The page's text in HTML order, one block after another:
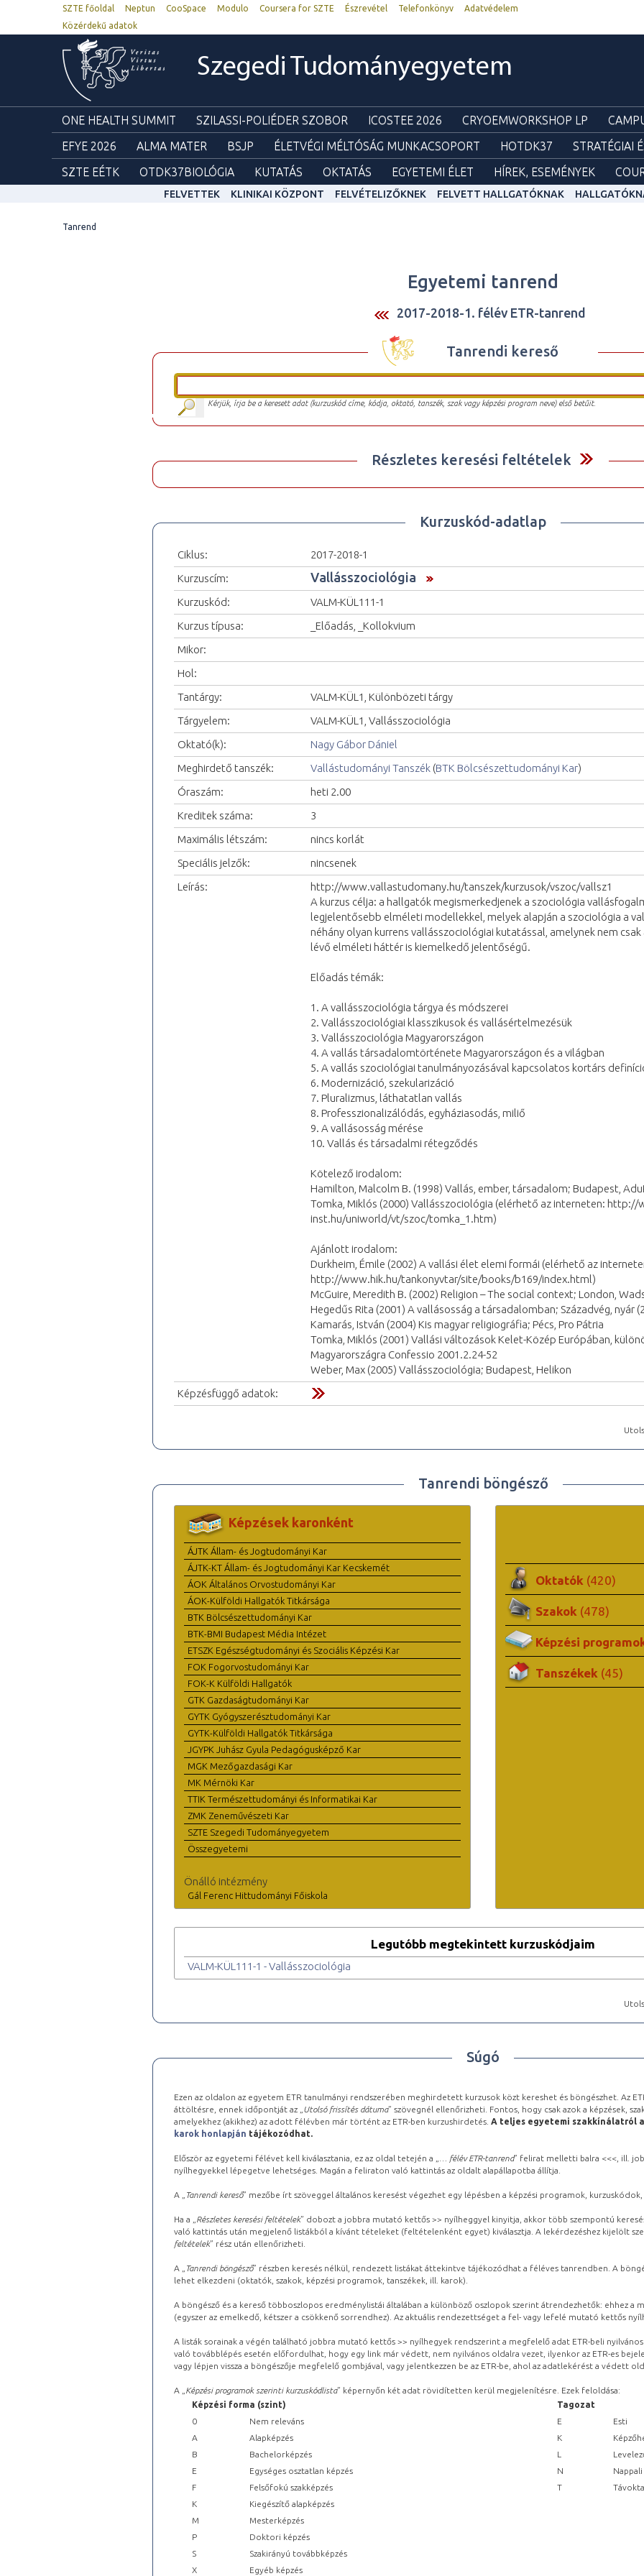
SZTE főoldal Neptun CooSpace Modulo Coursera for SZTE Észrevétel Telefonkönyv
Adatvédelem
Közérdekű adatok
Szegedi Tudományegyetem
ONE HEALTH SUMMIT SZILASSI-POLIÉDER SZOBOR ICOSTEE 2026 CRYOEMWORKSHOP LP
EFYE 2026
ALMA MATER BSJP ÉLETVÉGI MÉLTÓSÁG MUNKACSOPORT HOTDK37 STRATÉGIAI
SZTE EÉTK
OTDK37BIOLÓGIA KUTATÁS OKTATÁS EGYETEMI ÉLET HÍREK, ESEMÉNYEK
FELVETTEK KLINIKAI KÖZPONT FELVÉTELIZŐKNEK FELVETT HALLGATÓKNAK
Tanrend
Egyetemi tanrend
2017-2018-1. félév ETR-tanrend
Tanrendi kereső
Kérjük, írja be a keresett adat (kurzuskód címe, kódja, oktató, tanszék, szak vagy képzési program neve) első betűit.
Részletes keresési feltételek
Kurzuskód-adatlap
Ciklus:
2017-2018-1
Kurzuscím:
Vallásszociológia
Kurzuskód:
VALM-KÜL111-1
Kurzus típusa:
_Előadás, _Kollokvium
Mikor:
Hol:
Tantárgy:
VALM-KÜL1, Különbözeti tárgy
Tárgyelem:
VALM-KÜL1, Vallásszociológia
Oktató(k):
Nagy Gábor Dániel
Meghirdető tanszék:
Vallástudományi Tanszék (BTK Bölcsészettudományi Kar)
Óraszám:
heti 2.00
Kreditek száma:
3
Maximális létszám:
nincs korlát
Speciális jelzők:
nincsenek
Leírás:
http://www.vallastudomany.hu/tanszek/kurzusok/vszoc/vallsz1
A kurzus célja: a hallgatók megismerkedjenek a szociológia
legjelentősebb elméleti modellekkel, melyek alapján a szociológia a
néhány olyan kurrens vallásszociológiai kutatással, amelynek nem
lévő elméleti háttér is kiemelkedő jelentőségű.
Előadás témák:
1. A vallásszociológia tárgya és módszerei
2. Vallásszociológiai klasszikusok és vallásértelmezésük
3. Vallásszociológia Magyarországon
4. A vallás társadalomtörténete Magyarországon és a világban
5. A vallás szociológiai tanulmányozásával kapcsolatos kortárs
6. Modernizáció, szekularizáció
7. Pluralizmus, láthatatlan vallás
8. Professzionalizálódás, egyháziasodás, miliő
9. A vallásosság mérése
10. Vallás és társadalmi rétegződés
Kötelező irodalom:
Hamilton, Malcolm B. (1998) Vallás, ember, társadalom; Budapest,
Tomka, Miklós (2000) Vallásszociológia (elérhető az interneten: http://
inst.hu/uniworld/vt/szoc/tomka_1.htm)
Ajánlott irodalom:
Durkheim, Émile (2002) A vallási élet elemi formái (elérhető az
http://www.hik.hu/tankonyvtar/site/books/b169/index.html)
McGuire, Meredith B. (2002) Religion – The social context; London,
Hegedűs Rita (2001) A vallásosság a társadalomban; Századvég, nyár
Kamarás, István (2004) Kis magyar religiográfia; Pécs, Pro Pátria
Tomka, Miklós (2001) Vallási változások Kelet-Közép Európában,
Magyarországra Confessio 2001.2.24-52
Weber, Max (2005) Vallásszociológia; Budapest, Helikon
Képzésfüggő adatok:
Tanrendi böngésző
Képzések karonként
ÁJTK Állam- és Jogtudományi Kar
ÁJTK-KT Állam- és Jogtudományi Kar Kecskemét
ÁOK Általános Orvostudományi Kar
ÁOK-Külföldi Hallgatók Titkársága
BTK Bölcsészettudományi Kar
BTK-BMI Budapest Média Intézet
ETSZK Egészségtudományi és Szociális Képzési Kar
FOK Fogorvostudományi Kar
FOK-K Külföldi Hallgatók
GTK Gazdaságtudományi Kar
GYTK Gyógyszerésztudományi Kar
GYTK-Külföldi Hallgatók Titkársága
JGYPK Juhász Gyula Pedagógusképző Kar
MGK Mezőgazdasági Kar
MK Mérnöki Kar
TTIK Természettudományi és Informatikai Kar
ZMK Zeneművészeti Kar
SZTE Szegedi Tudományegyetem
Összegyetemi
Önálló intézmény
Gál Ferenc Hittudományi Főiskola
Oktatók (420)
Szakok (478)
Képzési
Tanszékek (45)
Legutóbb megtekintett kurzuskódjaim
VALM-KÜL111-1 - Vallásszociológia
Súgó
Ezen az oldalon az egyetem ETR tanulmányi rendszerében meghirdetett kurzusok közt kereshet és böngészhet. Az
áttöltésre, ennek időpontját az „ Utolsó frissítés dátuma” szövegnél ellenőrizheti. Fontos, hogy csak azok a képzések,
amelyekhez (akikhez) az adott félévben már történt az ETR-ben kurzushirdetés. A teljes egyetemi szakkínálatról a
karok honlapján tájékozódhat.
Először az egyetemi félévet kell kiválasztania, ez az oldal tetején a „ … félév ETR-tanrend” felirat melletti balra <<<, ill.
nyílhegyekkel lépegetve lehetséges. Magán a feliraton való kattintás az oldalt alapállapotba állítja.
A „ Tanrendi kereső” mezőbe írt szöveggel általános keresést végezhet egy lépésben a képzési programok,
Ha a „ Részletes keresési feltételek” dobozt a jobbra mutató kettős >> nyílheggyel kinyitja, akkor több szempontú
való kattintás után megjelenő listákból a kívánt tételeket (feltételenként egyet) kiválasztja. A lekérdezéshez kijelölt
feltételek” rész után ellenőrizheti.
A „ Tanrendi böngésző” részben keresés nélkül, rendezett listákat áttekintve tájékozódhat a féléves tanrendben. A
lehet elkezdeni (oktatók, szakok, képzési programok, tanszékek, ill. karok).
A böngésző és a kereső többoszlopos eredménylistái általában a különböző oszlopok szerint átrendezhetők: ehhez a
(egyszer az emelkedő, kétszer a csökkenő sorrendhez). Az aktuális rendezettséget a fel- vagy lefelé mutató kettős
A listák sorainak a végén található jobbra mutató kettős >> nyílhegyek rendszerint a megfelelő adat ETR-beli
való továbblépés esetén előfordulhat, hogy egy link már védett, nem nyilvános oldalra vezet, ilyenkor az ETR-es
vagy lépjen vissza a böngészője megfelelő gombjával, vagy jelentkezzen be az ETR-be, ahol az adatlekérést a védett
A „ Képzési programok szerinti kurzuskódlista” képernyőn két adat rövidítetten kerül megjelenítésre. Ezek feloldása:
Képzési forma (szint)
Tagozat
0
Nem releváns E
Esti
A
Alapképzés K
B
Bachelorképzés L
E
Egységes osztatlan képzés N
Nappali
F
Felsőfokú szakképzés T
K
Kiegészítő alapképzés
M
Mesterképzés
P
Doktori képzés
S
Szakirányú továbbképzés
X
Egyéb képzés